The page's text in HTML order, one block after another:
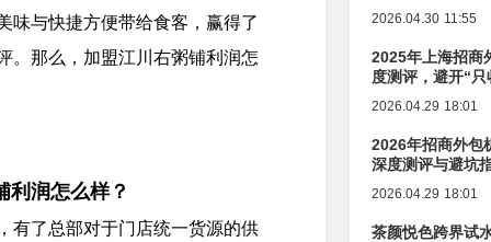
味与快捷方便带给食客，赢得了
。那么，加盟江川右粥铺利润怎
利润怎么样？
有了总部对于门店统一货源的供
2026.04.30 11:55
2025年上海招商
度测评，避开“
2026.04.29 18:01
2026年招商外包
深度测评与避坑
2026.04.29 18:01
茶颜悦色跨界试